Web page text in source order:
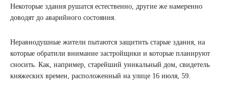
Некоторые здания рушатся естественно, другие же намеренно
доводят до аварийного состояния.
Неравнодушные жители пытаются защитить старые здания, на
которые обратили внимание застройщики и которые планируют
сносить. Как, например, старейший уникальный дом, свидетель
княжеских времен, расположенный на улице 16 июля, 59.